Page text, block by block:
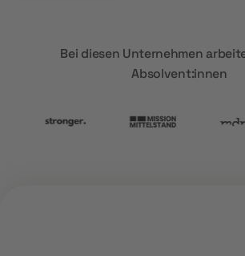
Bei diesen Unternehmen
Absolvent:innen